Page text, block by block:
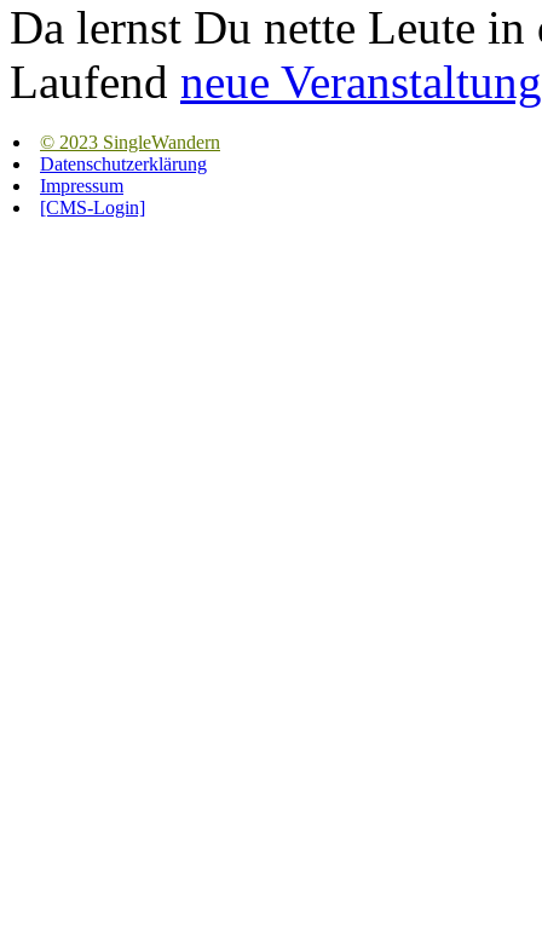
Da lernst Du nette Leute in
Laufend neue
© 2023 SingleWandern
Datenschutzerklärung
Impressum
[CMS-Login]